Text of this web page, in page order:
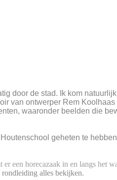
door de stad. Ik kom
van ontwerper Rem
waaronder beelden die
geheten te
een horecazaak in en langs het
rondleiding alles bekijken.